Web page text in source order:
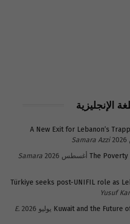
الإنجليزية
A New Exit for Lebanon’s
Samara Azzi
The Poverty
Samara
Türkiye seeks post-UNIFIL role as
Yusuf
Kuwait and the Future
E.